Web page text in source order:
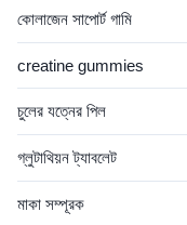
কোলাজেন সাপোর্ট গামি
creatine gummies
চুলের যত্নের পিল
গ্লুটাথিয়ন ট্যাবলেট
মাকা সম্পূরক